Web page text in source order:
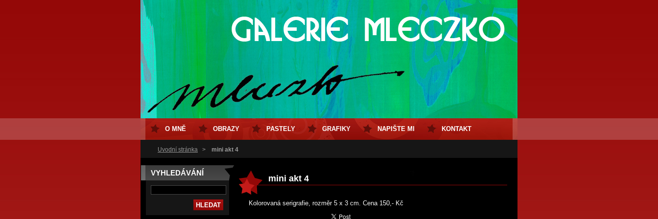
Úvodní stránka > mini akt 4
VYHLEDÁVÁNÍ
mini akt 4
Kolorovaná serigrafie, rozměr 5 x 3 cm. Cena 150,- Kč
O MNĚ OBRAZY PASTELY GRAFIKY NAPIŠTE MI KONTAKT